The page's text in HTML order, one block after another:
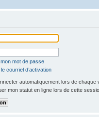
mon mot de passe
courriel d’activation
automatiquement lors de chaque
mon statut en ligne lors de cette